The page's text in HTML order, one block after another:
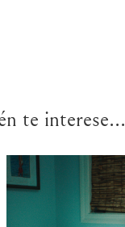
te interese...